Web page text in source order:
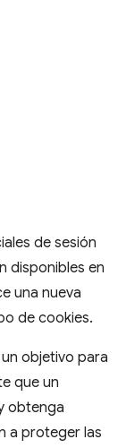
de sesión
disponibles en
una nueva
de cookies.
objetivo para
que un
obtenga
a proteger las